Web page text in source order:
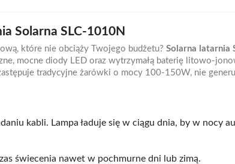
Solarna SLC-1010N
które nie obciąży Twojego budżetu? Solarna latarnia
mocne diody LED oraz wytrzymałą baterię litowo-
tradycyjne żarówki o mocy 100-150W, nie
kabli. Lampa ładuje się w ciągu dnia, by w nocy
świecenia nawet w pochmurne dni lub zimą.